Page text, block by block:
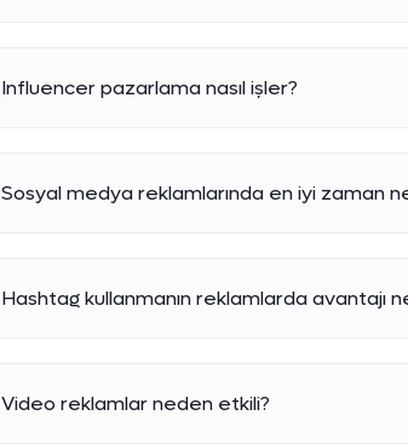
Influencer pazarlama nasıl işler?
Sosyal medya reklamlarında en iyi zaman
Hashtag kullanmanın reklamlarda avantajı
Video reklamlar neden etkili?